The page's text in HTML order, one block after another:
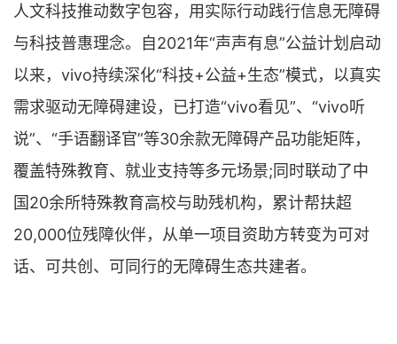
人文科技推动数字包容，用实际行动践行信息无障碍
与科技普惠理念。自2021年“声声有息”公益计划启动
以来，vivo持续深化“科技+公益+生态”模式，以真实
需求驱动无障碍建设，已打造“vivo看见”、“vivo听
说”、“手语翻译官”等30余款无障碍产品功能矩阵，
覆盖特殊教育、就业支持等多元场景;同时联动了中
国20余所特殊教育高校与助残机构，累计帮扶超
20,000位残障伙伴，从单一项目资助方转变为可对
话、可共创、可同行的无障碍生态共建者。